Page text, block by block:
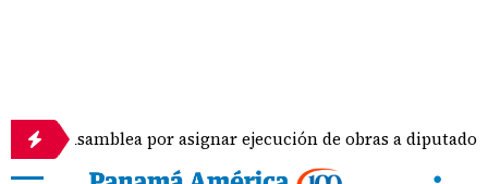
por asignar ejecución de obras a diputados